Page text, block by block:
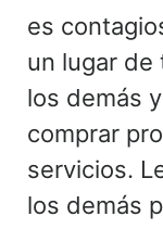
es
un lugar de
los demás
comprar
servicios.
los demás